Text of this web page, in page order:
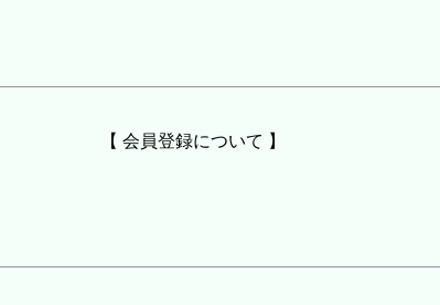
【 会員登録について 】